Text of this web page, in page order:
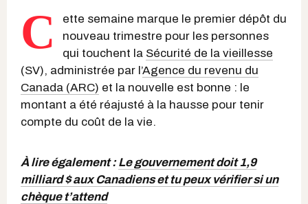
C
ette semaine marque le premier dépôt du
nouveau trimestre pour les personnes
qui touchent la Sécurité de la vieillesse
(SV), administrée par l’Agence du revenu du
Canada (ARC) et la nouvelle est bonne : le
montant a été réajusté à la hausse pour tenir
compte du coût de la vie.
À lire également :Le gouvernement doit 1,9
milliard $ aux Canadiens et tu peux vérifier si un
chèque t’attend